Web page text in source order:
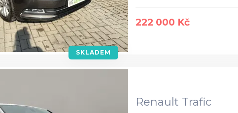
SKLADEM
222 000 Kč
Renault Trafic